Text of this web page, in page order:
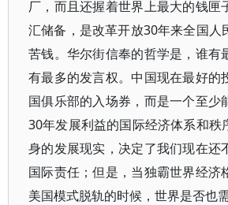
厂，而且还握着世界上最大的钱匣
汇储备，是改革开放30年来全国人
苦钱。华尔街信奉的哲学是，谁有
有最多的发言权。中国现在最好的
国俱乐部的入场券，而是一个至少
30年发展利益的国际经济体系和秩
身的发展现实，决定了我们现在还
国际责任；但是，当独霸世界经济
美国模式脱轨的时候，世界是否也